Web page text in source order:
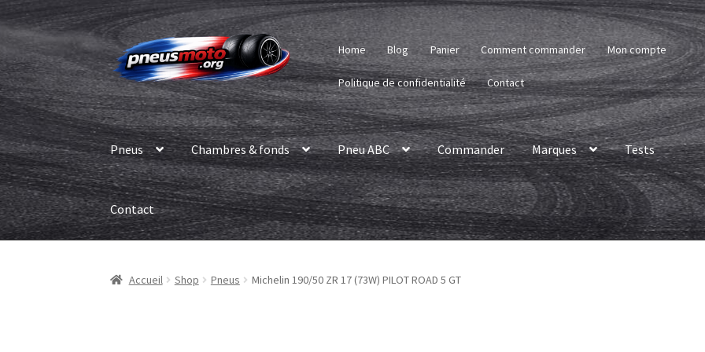
Aller
à
la
navigation
Aller
au
contenu
Home Blog Panier Comment commander Mon compte
Politique de confidentialité Contact
Pneus Chambres & fonds Pneu ABC Commander Marques Tests
Contact
Accueil Shop Pneus Michelin 190/50 ZR 17 (73W) PILOT ROAD 5 GT